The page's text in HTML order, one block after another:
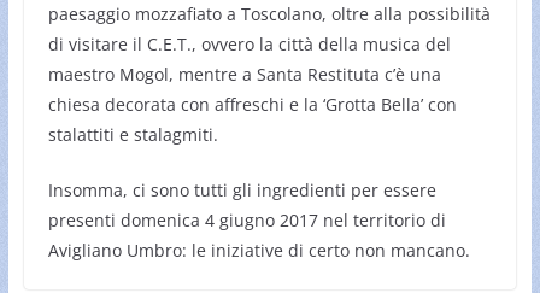
paesaggio mozzafiato a Toscolano, oltre alla possibilità
di visitare il C.E.T., ovvero la città della musica del
maestro Mogol, mentre a Santa Restituta c’è una
chiesa decorata con affreschi e la ‘Grotta Bella’ con
stalattiti e stalagmiti.
Insomma, ci sono tutti gli ingredienti per essere
presenti domenica 4 giugno 2017 nel territorio di
Avigliano Umbro: le iniziative di certo non mancano.